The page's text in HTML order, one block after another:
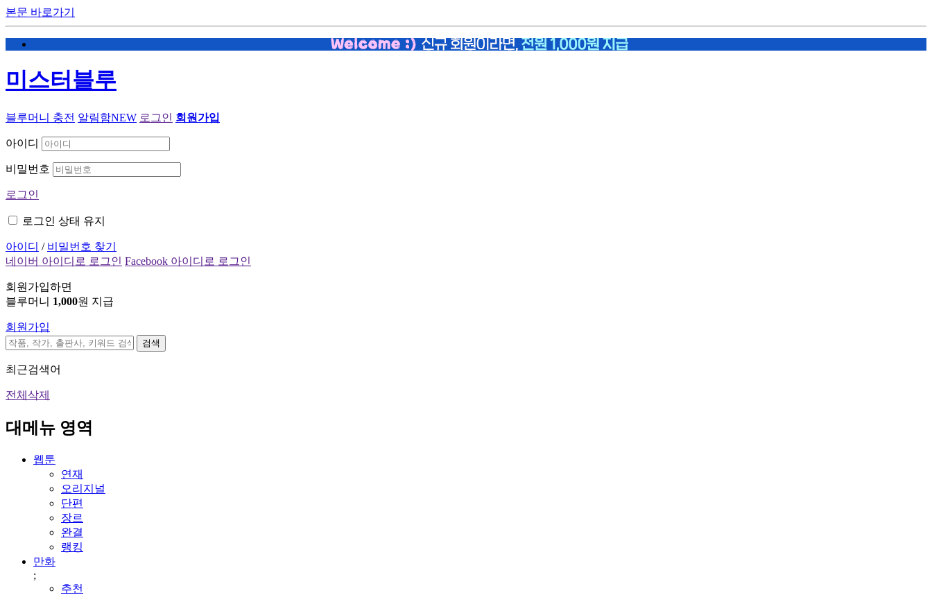
본문 바로가기
미스터블루
블루머니 충전 알림함NEW 로그인 회원가입
아이디
비밀번호
로그인
로그인 상태 유지
아이디 / 비밀번호 찾기
네이버 아이디로 로그인 Facebook 아이디로 로그인
회원가입하면
블루머니 1,000원 지급
회원가입
검색
최근검색어
전체삭제
대메뉴 영역
웹툰
연재
오리지널
단편
장르
완결
랭킹
만화
;
추천